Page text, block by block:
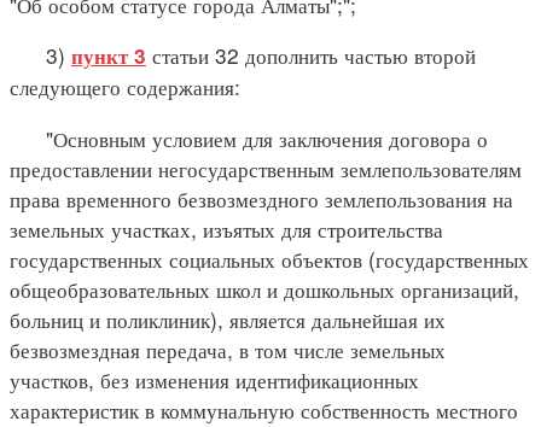
3) пункт 3 статьи 32 дополнить частью второй
следующего содержания:
"Основным условием для заключения договора о
предоставлении негосударственным землепользователям
права временного безвозмездного землепользования на
земельных участках, изъятых для строительства
государственных социальных объектов (государственных
общеобразовательных школ и дошкольных организаций,
больниц и поликлиник), является дальнейшая их
безвозмездная передача, в том числе земельных
участков, без изменения идентификационных
характеристик в коммунальную собственность местного